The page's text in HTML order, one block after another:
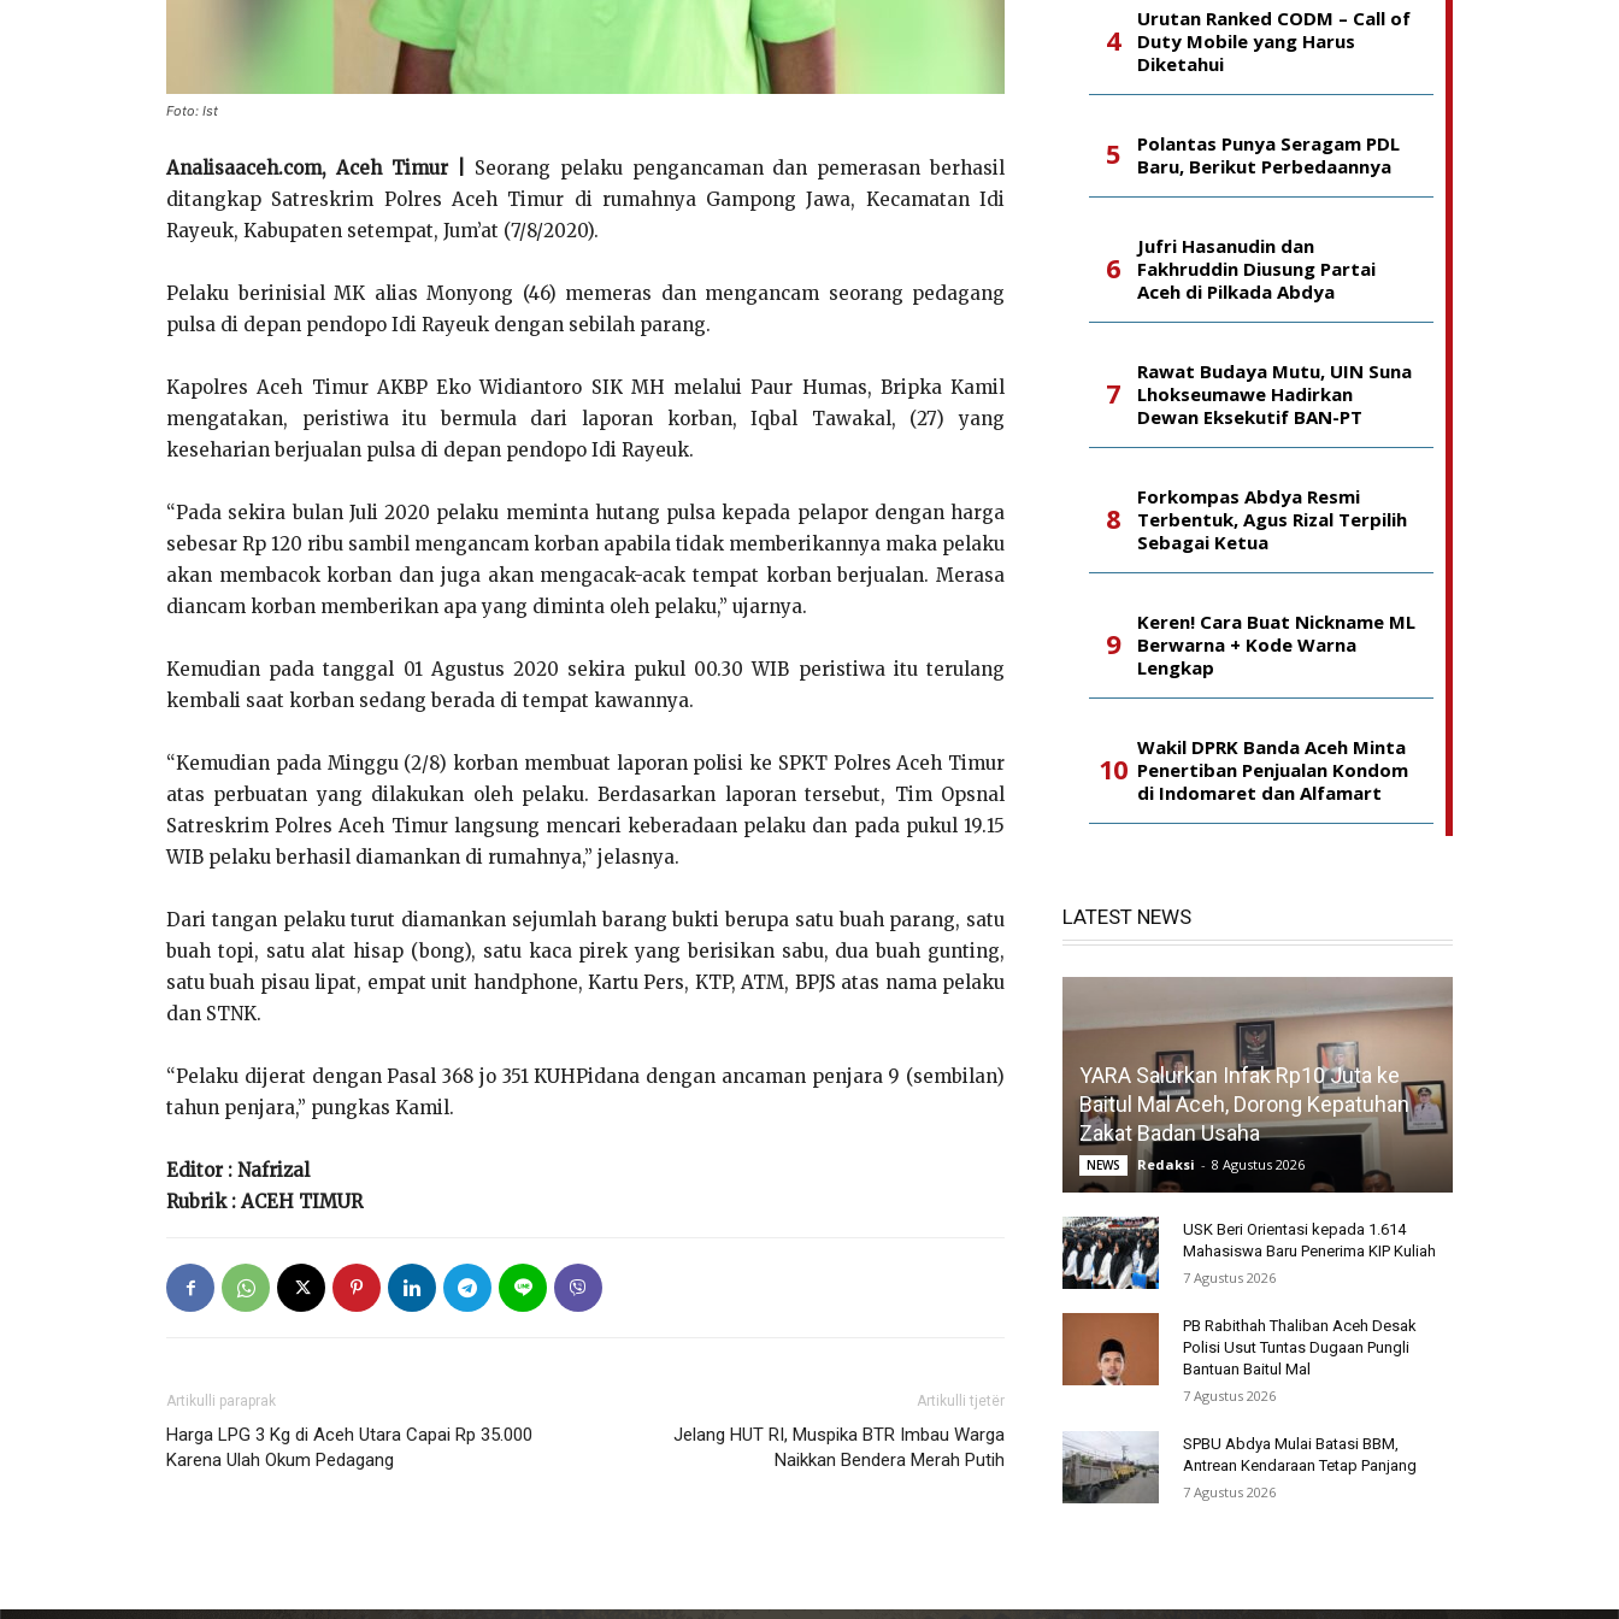
Foto: Ist
Analisaaceh.com, Aceh Timur |
Seorang pelaku pengancaman dan pemerasan berhasil
ditangkap Satreskrim Polres Aceh Timur di rumahnya Gampong Jawa, Kecamatan Idi
Rayeuk, Kabupaten setempat, Jum’at (7/8/2020).
Pelaku berinisial MK alias Monyong (46) memeras dan mengancam seorang pedagang
pulsa di depan pendopo Idi Rayeuk dengan sebilah parang.
Kapolres Aceh Timur AKBP Eko Widiantoro SIK MH melalui Paur Humas, Bripka Kamil
mengatakan, peristiwa itu bermula dari laporan korban, Iqbal Tawakal, (27) yang
keseharian berjualan pulsa di depan pendopo Idi Rayeuk.
“Pada sekira bulan Juli 2020 pelaku meminta hutang pulsa kepada pelapor dengan harga
sebesar Rp 120 ribu sambil mengancam korban apabila tidak memberikannya maka pelaku
akan membacok korban dan juga akan mengacak-acak tempat korban berjualan. Merasa
diancam korban memberikan apa yang diminta oleh pelaku,” ujarnya.
Kemudian pada tanggal 01 Agustus 2020 sekira pukul 00.30 WIB peristiwa itu terulang
kembali saat korban sedang berada di tempat kawannya.
“Kemudian pada Minggu (2/8) korban membuat laporan polisi ke SPKT Polres Aceh Timur
atas perbuatan yang dilakukan oleh pelaku. Berdasarkan laporan tersebut, Tim Opsnal
Satreskrim Polres Aceh Timur langsung mencari keberadaan pelaku dan pada pukul 19.15
WIB pelaku berhasil diamankan di rumahnya,” jelasnya.
Dari tangan pelaku turut diamankan sejumlah barang bukti berupa satu buah parang, satu
buah topi, satu alat hisap (bong), satu kaca pirek yang berisikan sabu, dua buah gunting,
satu buah pisau lipat, empat unit handphone, Kartu Pers, KTP, ATM, BPJS atas nama pelaku
dan STNK.
“Pelaku dijerat dengan Pasal 368 jo 351 KUHPidana dengan ancaman penjara 9 (sembilan)
tahun penjara,” pungkas Kamil.
Editor : Nafrizal
Rubrik : ACEH TIMUR
Artikulli paraprak
Harga LPG 3 Kg di Aceh Utara Capai Rp 35.000
Karena Ulah Okum Pedagang
Artikulli tjetër
Jelang HUT RI, Muspika BTR Imbau Warga
Naikkan Bendera Merah Putih
Urutan Ranked CODM – Call of
Duty Mobile yang Harus
Diketahui
Polantas Punya Seragam PDL
Baru, Berikut Perbedaannya
Jufri Hasanudin dan
Fakhruddin Diusung Partai
Aceh di Pilkada Abdya
Rawat Budaya Mutu, UIN Suna
Lhokseumawe Hadirkan
Dewan Eksekutif BAN-PT
Forkompas Abdya Resmi
Terbentuk, Agus Rizal Terpilih
Sebagai Ketua
Keren! Cara Buat Nickname ML
Berwarna + Kode Warna
Lengkap
Wakil DPRK Banda Aceh Minta
Penertiban Penjualan Kondom
di Indomaret dan Alfamart
LATEST NEWS
YARA Salurkan Infak Rp10 Juta ke
Baitul Mal Aceh, Dorong Kepatuhan
Zakat Badan Usaha
NEWS Redaksi - 8 Agustus 2026
USK Beri Orientasi kepada 1.614
Mahasiswa Baru Penerima KIP Kuliah
7 Agustus 2026
PB Rabithah Thaliban Aceh Desak
Polisi Usut Tuntas Dugaan Pungli
Bantuan Baitul Mal
7 Agustus 2026
SPBU Abdya Mulai Batasi BBM,
Antrean Kendaraan Tetap Panjang
7 Agustus 2026